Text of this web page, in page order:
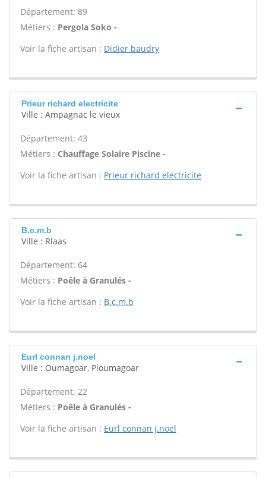
Département: 89
Métiers : Pergola Soko -
Voir la fiche artisan : Didier baudry
Prieur richard electricite
Ville : Ampagnac le vieux
Département: 43
Métiers : Chauffage Solaire Piscine -
Voir la fiche artisan : Prieur richard electricite
B.c.m.b
Ville : Rlaas
Département: 64
Métiers : Poêle à Granulés -
Voir la fiche artisan : B.c.m.b
Eurl connan j.noel
Ville : Oumagoar, Ploumagoar
Département: 22
Métiers : Poêle à Granulés -
Voir la fiche artisan : Eurl connan j.noel